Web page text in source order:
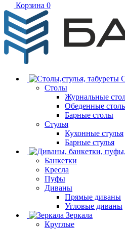
Корзина 0
Столы
Журнальные
Обеденные
Барные столы
Стулья
Кухонные стулья
Барные стулья
Банкетки
Кресла
Пуфы
Диваны
Прямые диваны
Угловые диваны
Зеркала
Круглые